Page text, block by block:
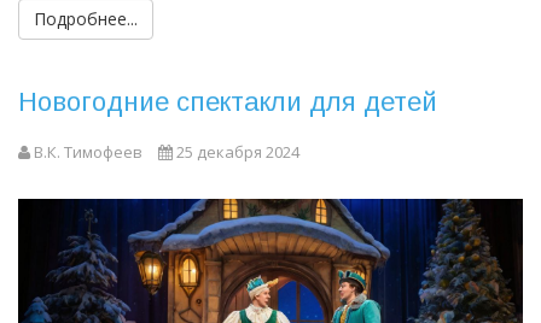
Подробнее...
Новогодние спектакли для детей
В.К. Тимофеев 25 декабря 2024